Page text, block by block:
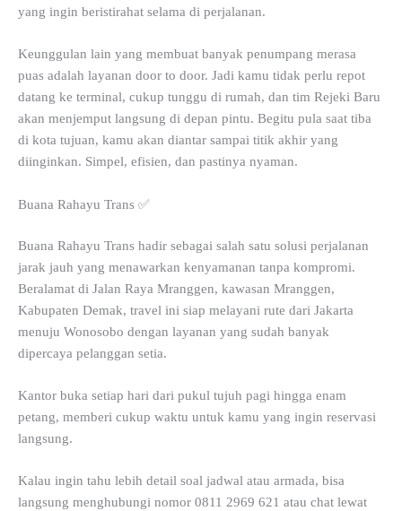
yang ingin beristirahat selama di perjalanan.
Keunggulan lain yang membuat banyak penumpang merasa
puas adalah layanan door to door. Jadi kamu tidak perlu repot
datang ke terminal, cukup tunggu di rumah, dan tim Rejeki Baru
akan menjemput langsung di depan pintu. Begitu pula saat tiba
di kota tujuan, kamu akan diantar sampai titik akhir yang
diinginkan. Simpel, efisien, dan pastinya nyaman.
Buana Rahayu Trans ✅
Buana Rahayu Trans hadir sebagai salah satu solusi perjalanan
jarak jauh yang menawarkan kenyamanan tanpa kompromi.
Beralamat di Jalan Raya Mranggen, kawasan Mranggen,
Kabupaten Demak, travel ini siap melayani rute dari Jakarta
menuju Wonosobo dengan layanan yang sudah banyak
dipercaya pelanggan setia.
Kantor buka setiap hari dari pukul tujuh pagi hingga enam
petang, memberi cukup waktu untuk kamu yang ingin reservasi
langsung.
Kalau ingin tahu lebih detail soal jadwal atau armada, bisa
langsung menghubungi nomor 0811 2969 621 atau chat lewat